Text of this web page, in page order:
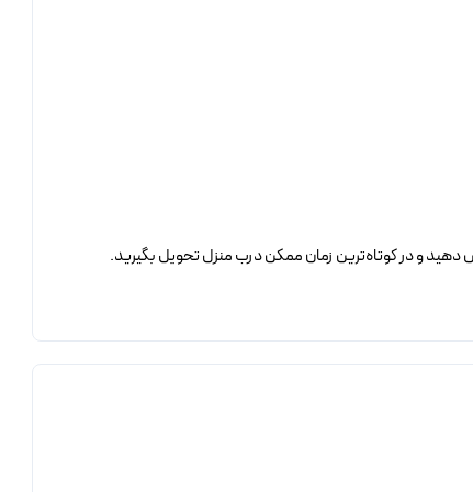
و در کوتاه‌ترین زمان ممکن درب منزل تحویل بگیرید.